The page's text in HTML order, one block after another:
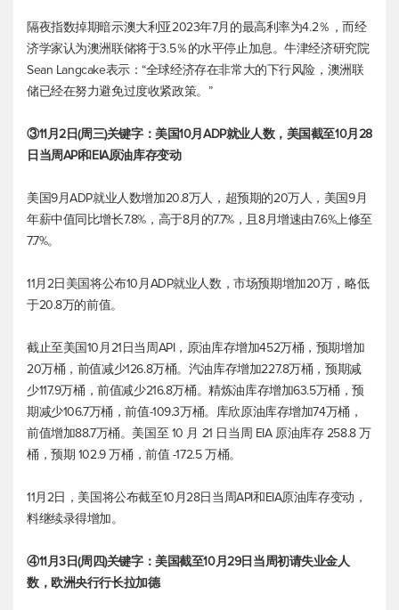
隔夜指数掉期暗示澳大利亚2023年7月的最高利率为4.2％，而经
济学家认为澳洲联储将于3.5％的水平停止加息。牛津经济研究院
Sean Langcake表示：“全球经济存在非常大的下行风险，澳洲联
储已经在努力避免过度收紧政策。”
③11月2日(周三)关键字：美国10月ADP就业人数，美国截至10月28
日当周API和EIA原油库存变动
美国9月ADP就业人数增加20.8万人，超预期的20万人，美国9月
年薪中值同比增长7.8%，高于8月的7.7%，且8月增速由7.6%上修至
7.7%。
11月2日美国将公布10月ADP就业人数，市场预期增加20万，略低
于20.8万的前值。
截止至美国10月21日当周API，原油库存增加452万桶，预期增加
20万桶，前值减少126.8万桶。汽油库存增加227.8万桶，预期减
少117.9万桶，前值减少216.8万桶。精炼油库存增加63.5万桶，预
期减少106.7万桶，前值-109.3万桶。库欣原油库存增加74万桶，
前值增加88.7万桶。美国至 10 月 21 日当周 EIA 原油库存 258.8 万
桶，预期 102.9 万桶，前值 -172.5 万桶。
11月2日，美国将公布截至10月28日当周API和EIA原油库存变动，
料继续录得增加。
④11月3日(周四)关键字：美国截至10月29日当周初请失业金人
数，欧洲央行行长拉加德